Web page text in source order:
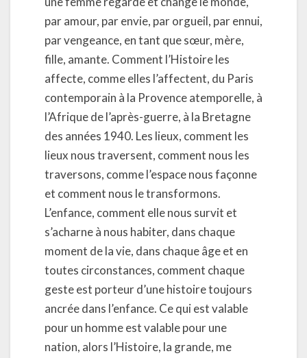
par amour, par envie, par orgueil, par ennui,
par vengeance, en tant que sœur, mère,
fille, amante. Comment l’Histoire les
affecte, comme elles l’affectent, du Paris
contemporain à la Provence atemporelle, à
l’Afrique de l’après-guerre, à la Bretagne
des années 1940. Les lieux, comment les
lieux nous traversent, comment nous les
traversons, comme l’espace nous façonne
et comment nous le transformons.
L’enfance, comment elle nous survit et
s’acharne à nous habiter, dans chaque
moment de la vie, dans chaque âge et en
toutes circonstances, comment chaque
geste est porteur d’une histoire toujours
ancrée dans l’enfance. Ce qui est valable
pour un homme est valable pour une
nation, alors l’Histoire, la grande, me